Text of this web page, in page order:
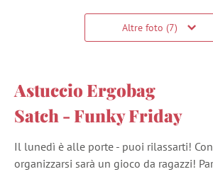
Altre foto (7)
Astuccio Ergobag
Satch - Funky Friday
Il lunedì è alle porte - puoi rilassarti!
organizzarsi sarà un gioco da ragazzi!